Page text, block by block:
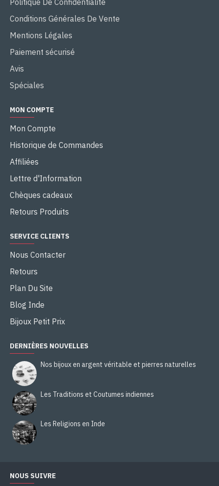
Politique De Confidentialité
Conditions Générales De Vente
Mentions Légales
Paiement sécurisé
Avis
Spéciales
MON COMPTE
Mon Compte
Historique de Commandes
Affiliées
Lettre d'Information
Chèques cadeaux
Retours Produits
SERVICE CLIENTS
Nous Contacter
Retours
Plan Du Site
Blog Inde
Bijoux Petit Prix
DERNIÈRES NOUVELLES
Nos bijoux en argent véritable et pierres naturelles
Les Traditions et Coutumes indiennes
Les Religions en Inde
NOUS SUIVRE